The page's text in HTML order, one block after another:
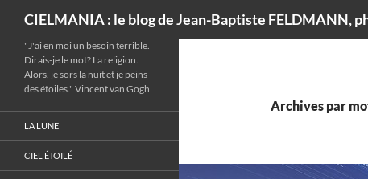
CIELMANIA : le blog de Jean-Baptiste FELDMANN,
Archives par
"J'ai en moi un besoin terrible.
Dirais-je le mot? La religion.
Alors, je sors la nuit et je peins
des étoiles." Vincent van Gogh
LA LUNE
CIEL ÉTOILÉ